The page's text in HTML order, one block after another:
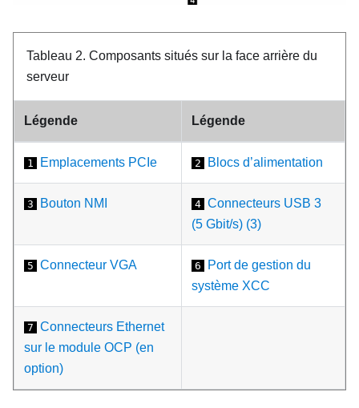
Tableau 2. Composants situés sur la face arrière du
serveur
Légende Légende
1 Emplacements PCIe 2 Blocs d’alimentation
3 Bouton NMI 4 Connecteurs USB 3
(5 Gbit/s) (3)
5 Connecteur VGA 6
Port de gestion du
système XCC
7 Connecteurs Ethernet
sur le module OCP (en
option)